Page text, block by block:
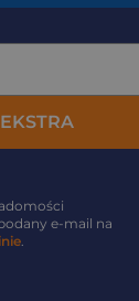
e-mail na
.